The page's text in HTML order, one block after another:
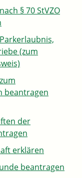
§ 70 StVZO
(zum
beantragen
der
erklären
beantragen